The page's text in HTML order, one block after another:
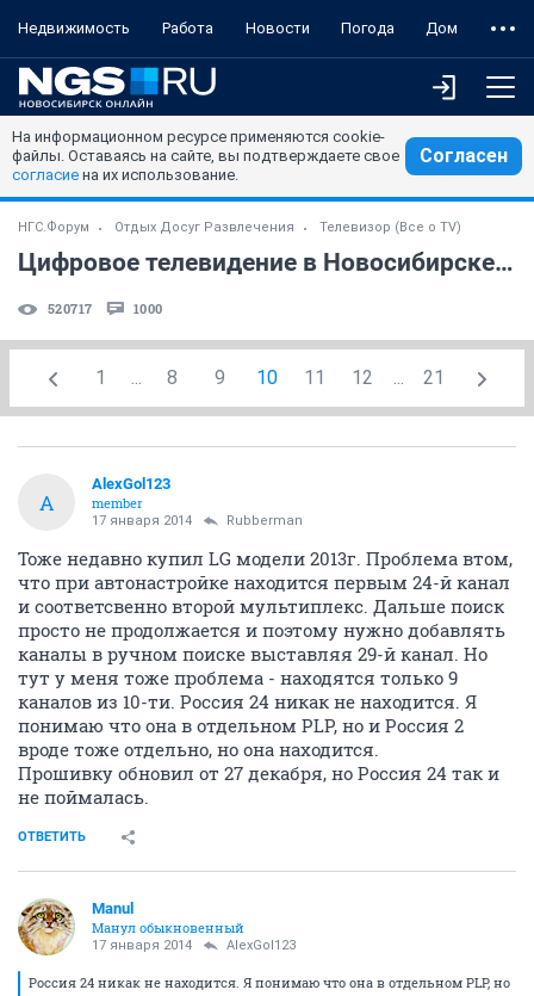
Недвижимость Работа Новости Погода Дом
На информационном ресурсе применяются cookie-
файлы. Оставаясь на сайте, вы подтверждаете свое
согласие на их использование.
Согласен
НГС.Форум Отдых Досуг Развлечения Телевизор (Все о TV)
Цифровое телевидение в Новосибирске. (часть 2)
520717 1000
1 ... 8 9 10 11 12 ... 21
A
AlexGol123
member
17 января 2014 Rubberman
Тоже недавно купил LG модели 2013г. Проблема втом,
что при автонастройке находится первым 24-й канал
и соответсвенно второй мультиплекс. Дальше поиск
просто не продолжается и поэтому нужно добавлять
каналы в ручном поиске выставляя 29-й канал. Но
тут у меня тоже проблема - находятся только 9
каналов из 10-ти. Россия 24 никак не находится. Я
понимаю что она в отдельном PLP, но и Россия 2
вроде тоже отдельно, но она находится.
Прошивку обновил от 27 декабря, но Россия 24 так и
не поймалась.
ОТВЕТИТЬ
Manul
Манул обыкновенный
17 января 2014 AlexGol123
Россия 24 никак не находится. Я понимаю что она в отдельном PLP, но